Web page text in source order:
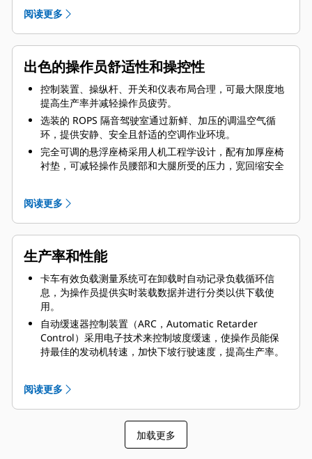
液压压力驱动，停车制动功能由弹簧施加且由液压释放，
以确保液压完全失效时仍可制动。
料器车斗）以及发动机冷热侧标志，维修工作更加安全。
阅读更多
出色的操作员舒适性和操控性
控制装置、操纵杆、开关和仪表布局合理，可最大限度地
提高生产率并减轻操作员疲劳。
选装的 ROPS 隔音驾驶室通过新鲜、加压的调温空气循
环，提供安静、安全且舒适的空调作业环境。
完全可调的悬浮座椅采用人机工程学设计，配有加厚座椅
衬垫，可减轻操作员腰部和大腿所受的压力，宽回缩安全
舒适方向盘具有倾斜转向功能，可提供舒适的驾驶位置，
便于紧握方向盘并进行更有效的控制。
阅读更多
生产率和性能
卡车有效负载测量系统可在卸载时自动记录负载循环信
息，为操作员提供实时装载数据并进行分类以供下载使
用。
自动缓速器控制装置（ARC，Automatic Retarder
Control）采用电子技术来控制坡度缓速，使操作员能保
持最佳的发动机转速，加快下坡行驶速度，提高生产率。
间仅为 21 秒。
阅读更多
加载更多